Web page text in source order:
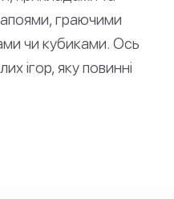
граючими
чи кубиками. Ось
ігор, яку повинні